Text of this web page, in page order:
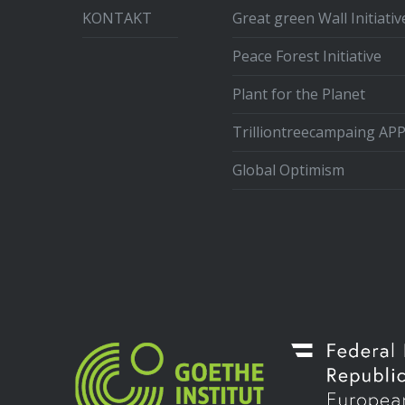
KONTAKT
Great green Wall
Peace Forest Initiative
Plant for the Planet
Trilliontreecampaing APP
Global Optimism